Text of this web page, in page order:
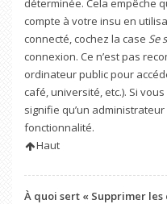
déterminée. Cela empêche
compte à votre insu en
connecté, cochez la case Se
connexion. Ce n’est pas
ordinateur public pour
café, université, etc.). Si
signifie qu’un
fonctionnalité.
Haut
À quoi sert « Supprimer les